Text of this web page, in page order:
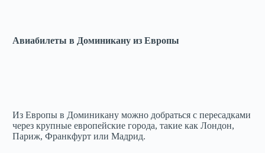
Авиабилеты в Доминикану из Европы
Из Европы в Доминикану можно добраться с пересадками
через крупные европейские города, такие как Лондон,
Париж, Франкфурт или Мадрид.